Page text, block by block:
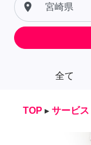
全て
place
TOP ▸ サービス